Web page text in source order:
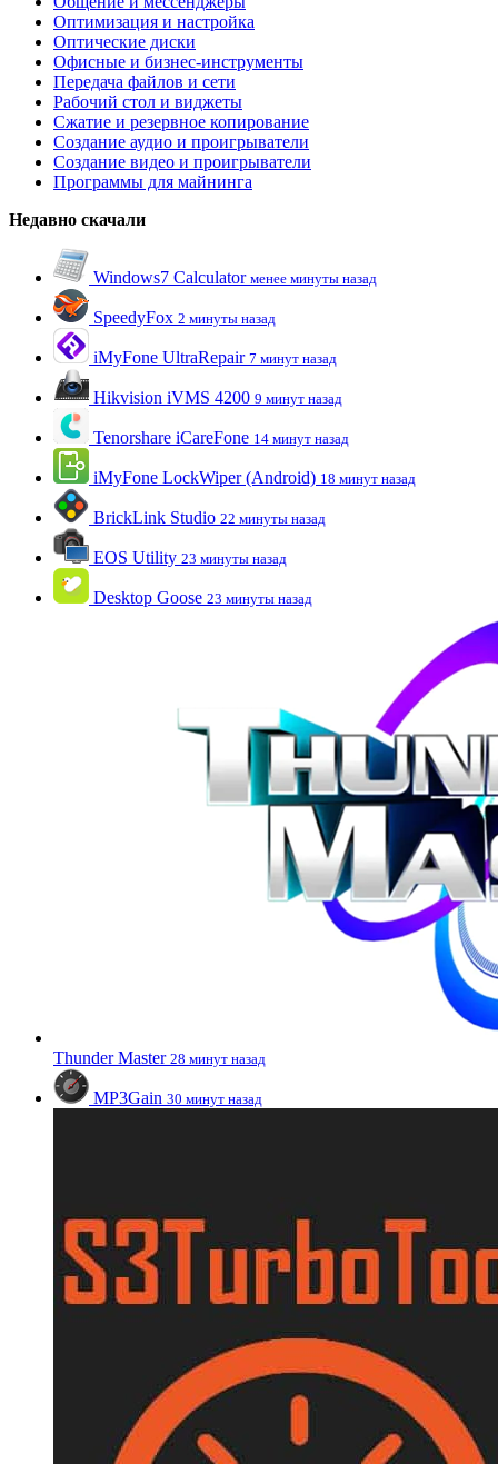
Оптимизация и настройка
Оптические диски
Офисные и бизнес-инструменты
Передача файлов и сети
Рабочий стол и виджеты
Сжатие и резервное копирование
Создание аудио и проигрыватели
Создание видео и проигрыватели
Программы для майнинга
Недавно скачали
Windows7 Calculator менее минуты назад
SpeedyFox 2 минуты назад
iMyFone UltraRepair 7 минут назад
Hikvision iVMS 4200 9 минут назад
Tenorshare iCareFone 14 минут назад
iMyFone LockWiper (Android) 18 минут назад
BrickLink Studio 22 минуты назад
EOS Utility 23 минуты назад
Desktop Goose 23 минуты назад
Thunder Master 28 минут назад
MP3Gain 30 минут назад